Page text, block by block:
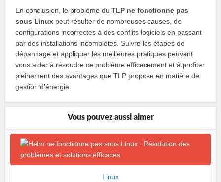
En conclusion, le problème duTLP ne fonctionne pas
sous Linux peut résulter de nombreuses causes, de
configurations incorrectes à des conflits logiciels en passant
par des installations incomplètes. Suivre les étapes de
dépannage et appliquer les meilleures pratiques peuvent
vous aider à résoudre ce problème efficacement et à profiter
pleinement des avantages que TLP propose en matière de
gestion d’énergie.
Vous pouvez aussi aimer
Linux